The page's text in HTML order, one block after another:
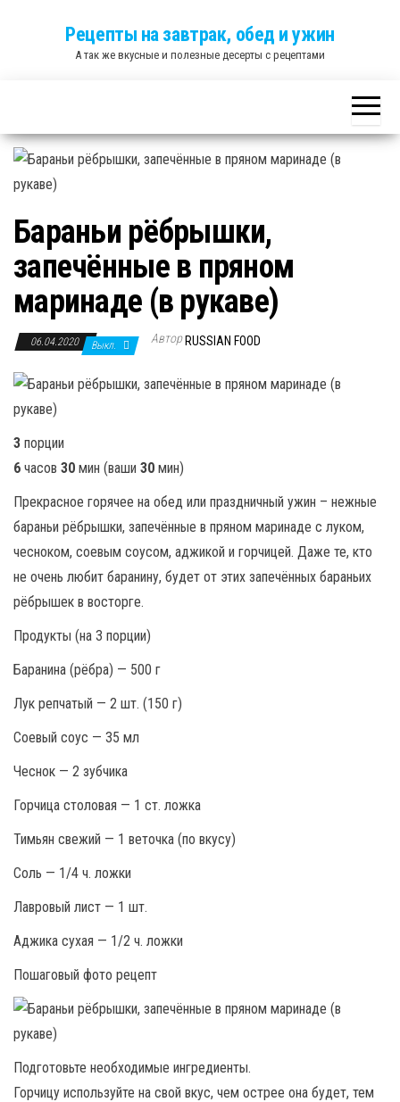
Рецепты на завтрак, обед и ужин
А так же вкусные и полезные десерты с рецептами
Бараньи рёбрышки,
запечённые в пряном
маринаде (в рукаве)
06.04.2020 Выкл. Автор RUSSIAN FOOD
3 порции
6 часов 30 мин (ваши 30 мин)
Прекрасное горячее на обед или праздничный ужин – нежные
бараньи рёбрышки, запечённые в пряном маринаде с луком,
чесноком, соевым соусом, аджикой и горчицей. Даже те, кто
не очень любит баранину, будет от этих запечённых бараньих
рёбрышек в восторге.
Продукты (на 3 порции)
Баранина (рёбра) — 500 г
Лук репчатый — 2 шт. (150 г)
Соевый соус — 35 мл
Чеснок — 2 зубчика
Горчица столовая — 1 ст. ложка
Тимьян свежий — 1 веточка (по вкусу)
Соль — 1/4 ч. ложки
Лавровый лист — 1 шт.
Аджика сухая — 1/2 ч. ложки
Пошаговый фото рецепт
Подготовьте необходимые ингредиенты.
Горчицу используйте на свой вкус, чем острее она будет, тем